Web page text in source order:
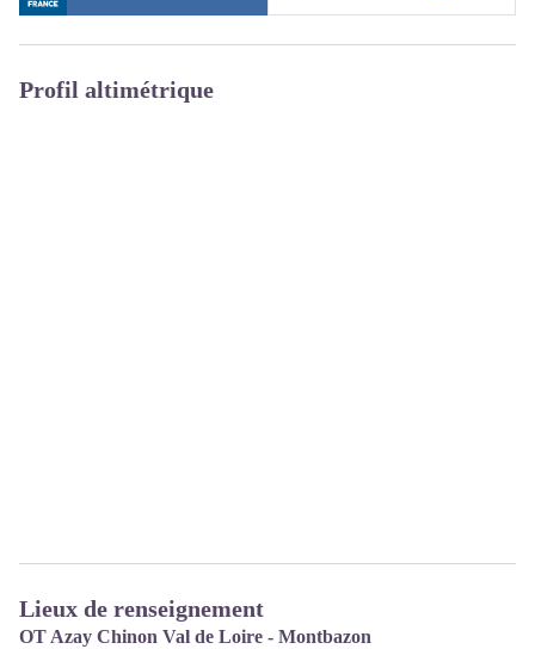
Profil altimétrique
Lieux de renseignement
OT Azay Chinon Val de Loire - Montbazon